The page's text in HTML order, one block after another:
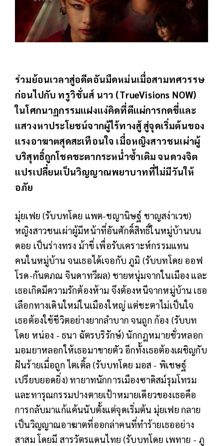
ร่วมย้อนเวลาสู่อดีตอันมืดหม่นเมื่อสามทศวรรษ
ก่อนไปกับ ทรูวิชั่นส์ นาว (TrueVisions NOW)
ในโศกนาฏกรรมแฝงแง่คิดที่ตีแผ่การกดขี่และ
แสวงหาประโยชน์จากผู้ไร้ทางสู้ สู่จุดเริ่มต้นของ
แรงอาฆาตสุดสะเทือนใจ เมื่อหญิงสาวชนเผ่าผู้
บริสุทธิ์ถูกโชคชะตากระหน่ำซ้ำเติม จนดวงจิต
แปรเปลี่ยนเป็นวิญญาณพยาบาทที่ไม่มีวันให้
อภัย
มุ่ยเฟย (รับบทโดย แพต-ชญานิษฐ์ ชาญสง่าเวช)
หญิงสาวชนเผ่าผู้มีหน้าที่อันศักดิ์สิทธิ์ในหมู่บ้านบน
ดอย เป็นร่างทรง ม้าขี่ เพื่อรับเคราะห์กรรมแทน
คนในหมู่บ้าน จนเธอได้เจอกับ ภูมิ (รับบทโดย ออฟ
โรด-กันตภณ จินดาทวีผล) ชายหนุ่มจากในเมือง และ
เธอเกิดมีความรักต้องห้าม จึงต้องหนีจากหมู่บ้าน เธอ
เลือกทางเดินใหม่ในเมืองใหญ่ แต่ชะตาไม่เป็นใจ
เธอต้องใช้ชีวิตอย่างยากลำบาก จนถูก ก้อง (รับบท
โดย หน่อง - ธนา ฉัตรบริรักษ์) นักกฎหมายชั่วหลอก
มอมยาหลอกให้เธอมาขายตัว อีกทั้งเธอต้องเผชิญกับ
ฝันร้ายเมื่อถูก ไตเติ้ล (รับบทโดย มอส - พิเชษฐ์
เปรียบยอดยิ่ง) ทายาทนักการเมืองซาดิสม์รุมโทรม
และทารุณกรรมปางตายเป้าหมายเดียวของเธอคือ
การกลับมาแก้แค้นนับตั้งแต่จุดเริ่มต้น มุ่ยเฟย กลาย
เป็นวิญญาณอาฆาตที่ออกล่าคนที่ทำร้ายเธออย่าง
สาสม โดยมี สารวัตรแดนไทย (รับบทโดย เพทาย - ภู